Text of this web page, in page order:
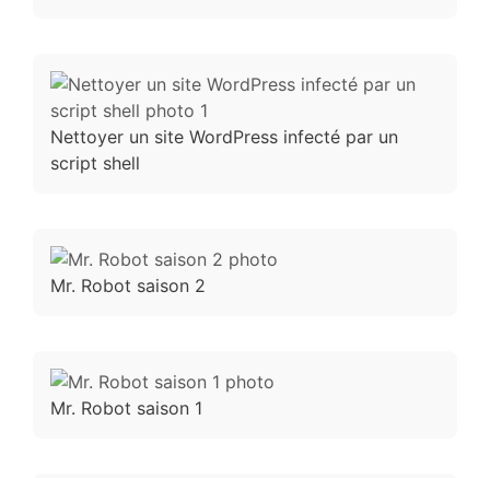
Nettoyer un site WordPress infecté par un
script shell
Mr. Robot saison 2
Mr. Robot saison 1